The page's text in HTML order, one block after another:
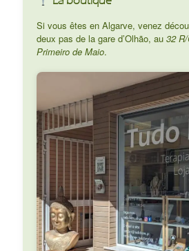
Si vous êtes en Algarve, venez
deux pas de la gare d’Olhão, au 32
Primeiro de Maio.